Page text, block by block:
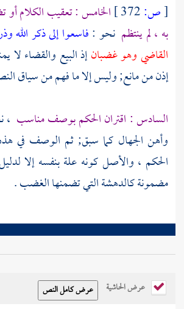
[ص:
الخامس : تعقيب الكلام أو
به ، لم ينتظم نحو :فاسعوا إلى ذكر الله
القاضي وهو غضبانإذ البيع والقضاء لا
إذن من مانع; وليس إلا ما فهم من سياق
السادس : اقتران الحكم بوصف مناسب ،
وأهن الجهال كما سبق; ثم الوصف في
الحكم ، والأصل كونه علة بنفسه إلا
مضمونة كالدهشة التي تضمنها الغضب .
عرض الحاشية